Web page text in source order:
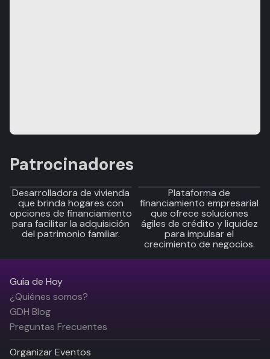
Patrocinadores
Desarrolladora de vivienda
que brinda hogares con
opciones de financiamiento
para facilitar la adquisición
del patrimonio familiar.
Plataforma de
financiamiento empresarial
que ofrece soluciones
ágiles de crédito y liquidez
para impulsar el
crecimiento de negocios.
Guía de Hoy
¿Quiénes somos?
GDH Blog
Preguntas Frecuentes
Organizar Eventos